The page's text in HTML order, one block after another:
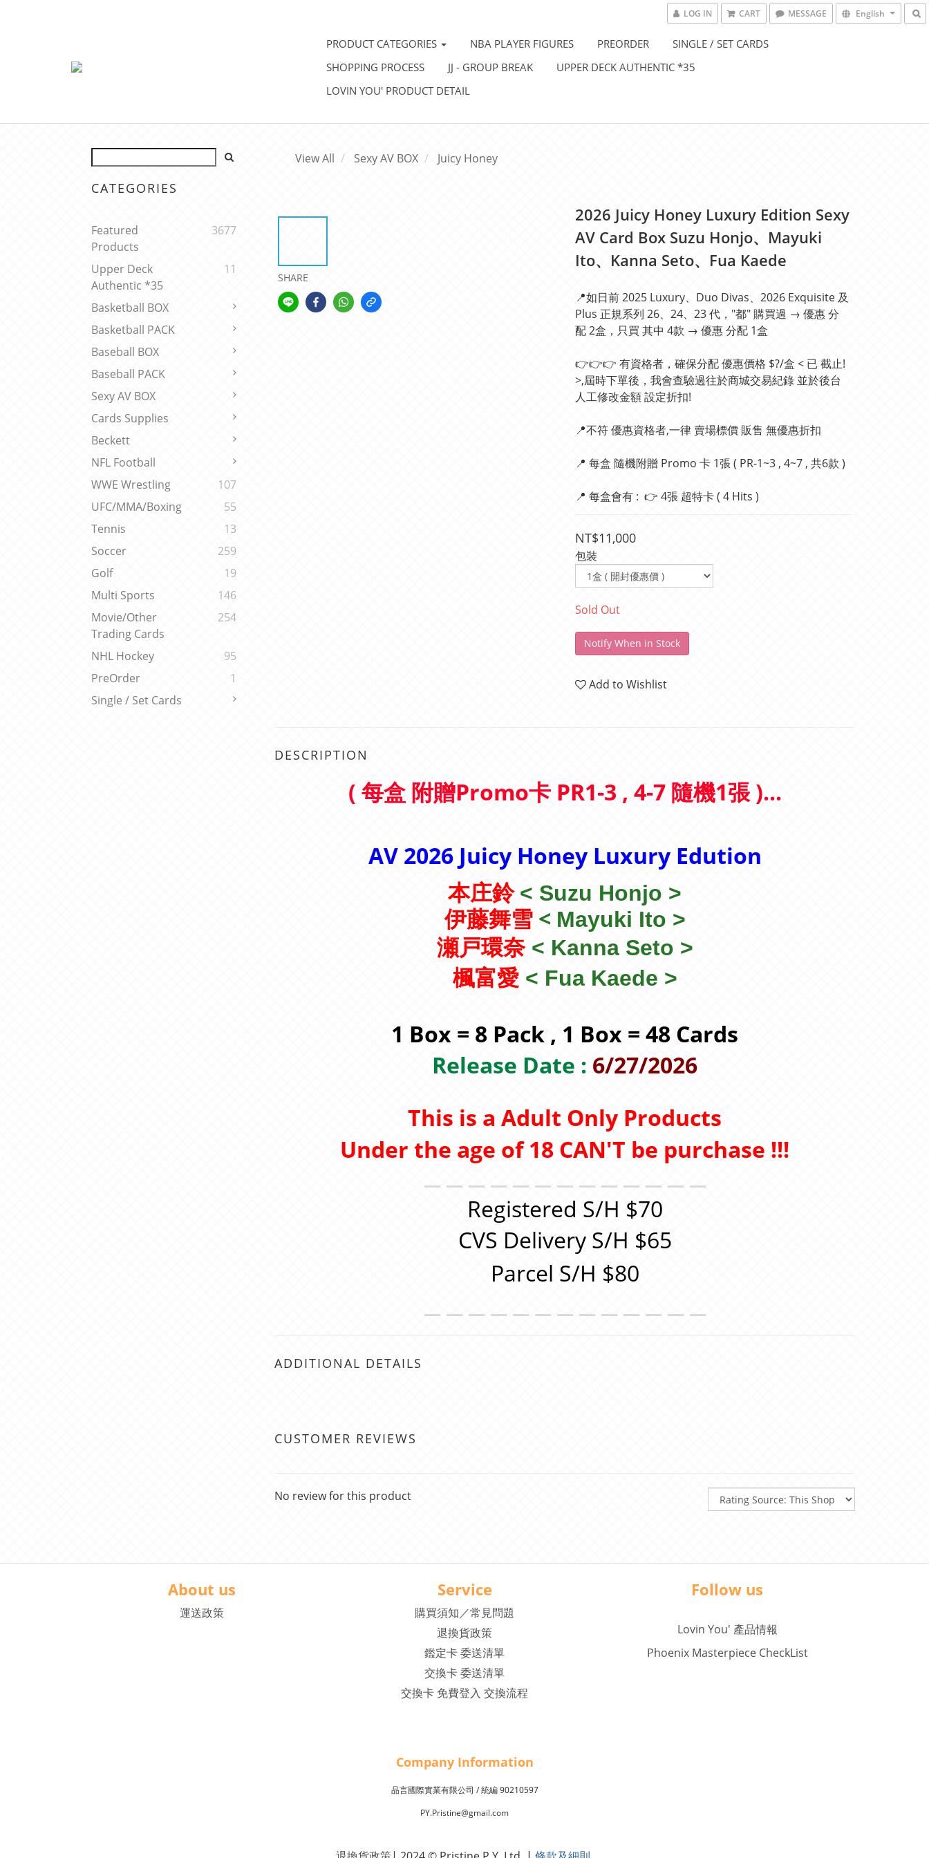
LOG IN CART MESSAGE English
PRODUCT CATEGORIES NBA PLAYER FIGURES PREORDER
SINGLE / SET CARDS
SHOPPING PROCESS
JJ - GROUP BREAK
UPPER DECK AUTHENTIC *35
LOVIN YOU' PRODUCT DETAIL
CATEGORIES
Featured
Products
3677
Upper Deck
Authentic *35
11
Basketball BOX
Basketball PACK
Baseball BOX
Baseball PACK
Sexy AV BOX
Cards Supplies
Beckett
NFL Football
WWE Wrestling
107
UFC/MMA/Boxing
55
Tennis
13
Soccer
259
Golf
19
Multi Sports
146
Movie/Other
Trading Cards
254
NHL Hockey
95
PreOrder
1
Single / Set Cards
View All Sexy AV BOX Juicy Honey
SHARE
2026 Juicy Honey Luxury Edition Sexy
AV Card Box Suzu Honjo、Mayuki
Ito、Kanna Seto、Fua Kaede
📍如日前 2025 Luxury、Duo Divas、2026 Exquisite 及
Plus 正規系列 26、24、23 代，"都" 購買過 → 優惠 分
配 2盒，只買 其中 4款 → 優惠 分配 1盒
👉👉👉 有資格者，確保分配 優惠價格 $?/盒 < 已 截止!
>,屆時下單後，我會查驗過往於商城交易紀錄 並於後台
人工修改金額 設定折扣!
📍不符 優惠資格者,一律 賣場標價 販售 無優惠折扣
📍 每盒 隨機附贈 Promo 卡 1張 ( PR-1~3 , 4~7 , 共6款 )
📍 每盒會有 :  👉 4張 超特卡 ( 4 Hits )
NT$11,000
包裝
Sold Out
Notify When in Stock
Add to Wishlist
DESCRIPTION
( 每盒 附贈Promo卡 PR1-3 , 4-7 隨機1張 )...
AV 2026 Juicy Honey Luxury Edution
本庄鈴 < Suzu Honjo >
伊藤舞雪 < Mayuki Ito >
瀬戸環奈 < Kanna Seto >
楓富愛 < Fua Kaede >
1 Box = 8 Pack , 1 Box = 48 Cards
Release Date : 6/27/2026
This is a Adult Only Products
Under the age of 18 CAN'T be purchase !!!
Registered S/H $70
CVS Delivery S/H $65
Parcel S/H $80
ADDITIONAL DETAILS
CUSTOMER REVIEWS
No review for this product
About us
運送政策
Service
購買須知／常見問題
退換貨政策
鑑定卡 委送清單
交換卡 委送清單
交換卡 免費登入 交換流程
Follow us
Lovin You' 產品情報
Phoenix Masterpiece CheckList
Company Information
品言國際實業有限公司 /統編90210597
PY.Pristine@gmail.com